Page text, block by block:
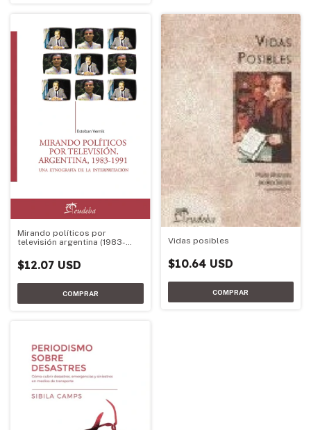
Mirando políticos por
televisión argentina (1983-
$12.07 USD
Vidas posibles
$10.64 USD